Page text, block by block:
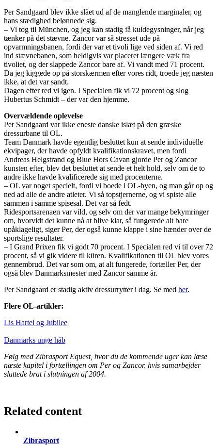
Per Sandgaard blev ikke slået ud af de manglende marginaler, og
hans stædighed belønnede sig.
– Vi tog til München, og jeg kan stadig få kuldegysninger, når jeg
tænker på det stævne. Zancor var så stresset ude på
opvarmningsbanen, fordi der var et tivoli lige ved siden af. Vi red
ind stævnebanen, som heldigvis var placeret længere væk fra
tivoliet, og der slappede Zancor bare af. Vi vandt med 71 procent.
Da jeg kiggede op på storskærmen efter vores ridt, troede jeg næsten
ikke, at det var sandt.
Dagen efter red vi igen. I Specialen fik vi 72 procent og slog
Hubertus Schmidt – der var den hjemme.
Overvældende oplevelse
Per Sandgaard var ikke eneste danske islæt på den græske
dressurbane til OL.
Team Danmark havde egentlig besluttet kun at sende individuelle
ekvipager, der havde opfyldt kvalifikationskravet, men fordi
Andreas Helgstrand og Blue Hors Cavan gjorde Per og Zancor
kunsten efter, blev det besluttet at sende et helt hold, selv om de to
andre ikke havde kvalificerede sig med procenterne.
– OL var noget specielt, fordi vi boede i OL-byen, og man går op og
ned ad alle de andre atleter. Vi så topstjernerne, og vi spiste alle
sammen i samme spisesal. Det var så fedt.
Ridesportsarenaen var vild, og selv om der var mange bekymringer
om, hvorvidt det kunne nå at blive klar, så fungerede alt bare
upåklageligt, siger Per, der også kunne klappe i sine hænder over de
sportslige resultater.
– I Grand Prixen fik vi godt 70 procent. I Specialen red vi til over 72
procent, så vi gik videre til küren. Kvalifikationen til OL blev vores
gennembrud. Det var som om, at alt fungerede, fortæller Per, der
også blev Danmarksmester med Zancor samme år.
Per Sandgaard er stadig aktiv dressurrytter i dag. Se med her.
Flere OL-artikler:
Lis Hartel og Jubilee
Danmarks unge håb
Følg med Zibrasport Equest, hvor du de kommende uger kan læse
næste kapitel i fortællingen om Per og Zancor, hvis samarbejder
sluttede brat i slutningen af 2004.
Related content
Zibrasport